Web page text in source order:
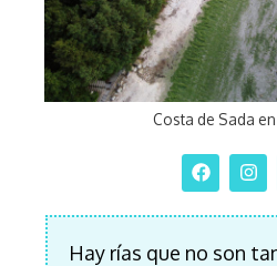
Costa de Sada
Hay rías que no son